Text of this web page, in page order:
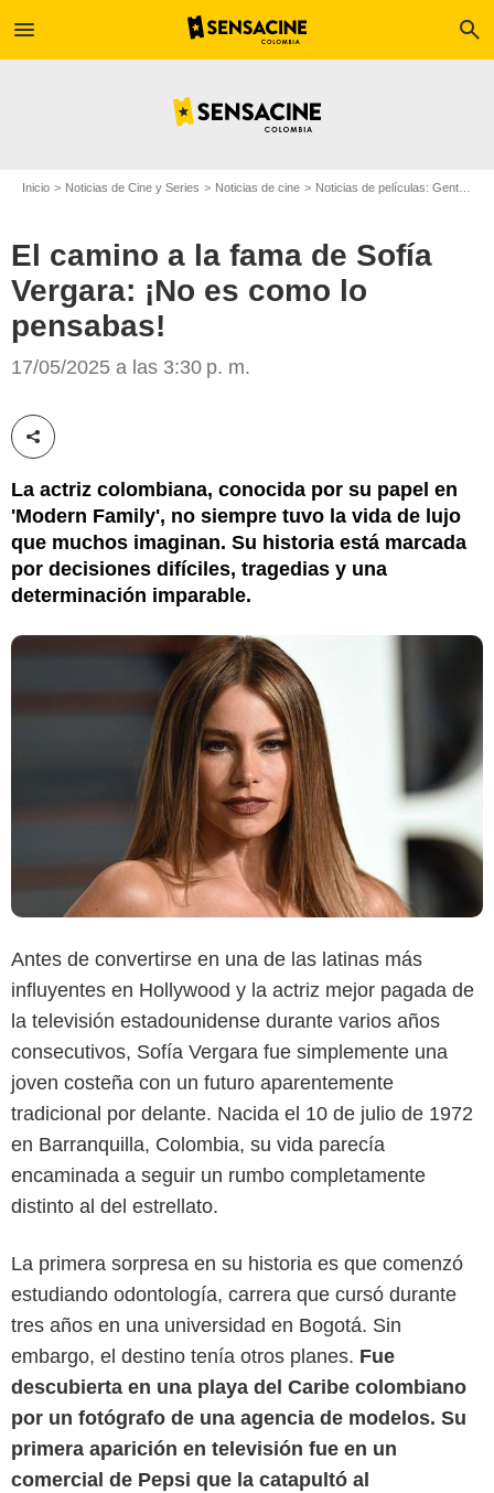
menu search
Inicio Noticias de Cine y Series Noticias de cine Noticias de películas: Gente
El camino a la fama de Sofía
Vergara: ¡No es como lo
pensabas!
17/05/2025 a las 3:30 p. m.
Compartir esta noticia
La actriz colombiana, conocida por su papel en
'Modern Family', no siempre tuvo la vida de lujo
que muchos imaginan. Su historia está marcada
por decisiones difíciles, tragedias y una
determinación imparable.
Deadline
Antes de convertirse en una de las latinas más
influyentes en Hollywood y la actriz mejor pagada de
la televisión estadounidense durante varios años
consecutivos, Sofía Vergara fue simplemente una
joven costeña con un futuro aparentemente
tradicional por delante. Nacida el 10 de julio de 1972
en Barranquilla, Colombia, su vida parecía
encaminada a seguir un rumbo completamente
distinto al del estrellato.
La primera sorpresa en su historia es que comenzó
estudiando odontología, carrera que cursó durante
tres años en una universidad en Bogotá. Sin
embargo, el destino tenía otros planes. Fue
descubierta en una playa del Caribe colombiano
por un fotógrafo de una agencia de modelos. Su
primera aparición en televisión fue en un
comercial de Pepsi que la catapultó al
Google